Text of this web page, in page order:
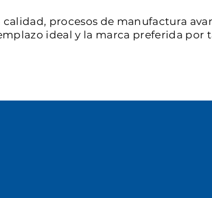
calidad, procesos de manufactura
ideal y la marca preferida